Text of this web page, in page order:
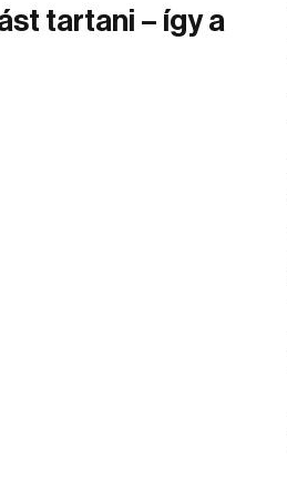
tartani – így a